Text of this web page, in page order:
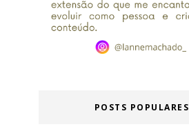
POSTS POPULARES